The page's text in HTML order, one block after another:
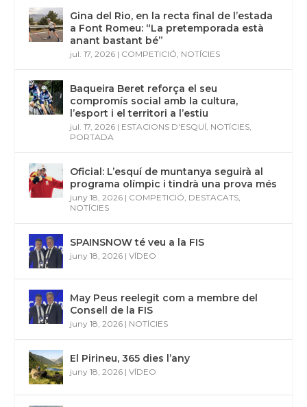
Gina del Rio, en la recta final de l’estada
a Font Romeu: “La pretemporada està
anant bastant bé”
jul. 17, 2026 | COMPETICIÓ, NOTÍCIES
Baqueira Beret reforça el seu
compromís social amb la cultura,
l’esport i el territori a l’estiu
jul. 17, 2026 | ESTACIONS D'ESQUÍ, NOTÍCIES,
PORTADA
Oficial: L’esquí de muntanya seguirà al
programa olímpic i tindrà una prova més
juny 18, 2026 | COMPETICIÓ, DESTACATS,
NOTÍCIES
SPAINSNOW té veu a la FIS
juny 18, 2026 |VÍDEO
May Peus reelegit com a membre del
Consell de la FIS
juny 18, 2026 | NOTÍCIES
El Pirineu, 365 dies l’any
juny 18, 2026 |VÍDEO